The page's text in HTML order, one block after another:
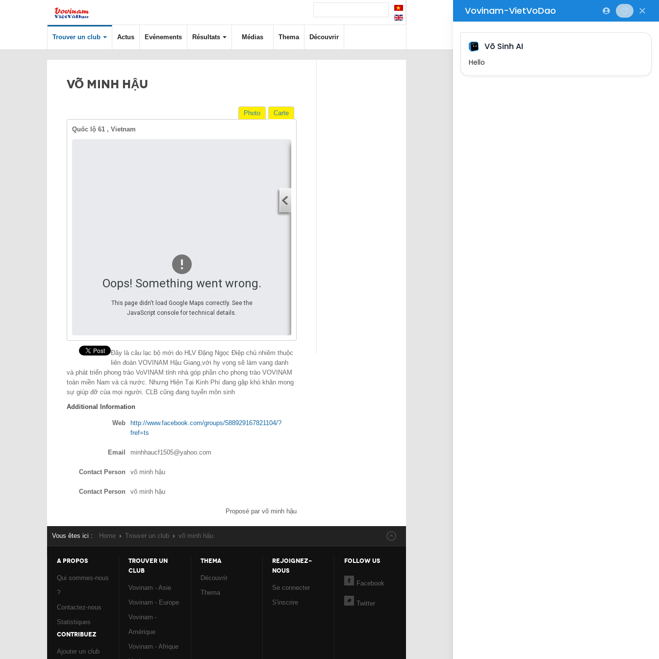
Trouver un club Actus Evénements Résultats Médias Thema Découvrir
VÕ MINH HẬU
Carte
Photo
Quốc lộ 61 , Vietnam
Oops! Something went wrong.
This page didn't load Google Maps correctly. See the
JavaScript console for technical details.
Đây là câu lạc bộ mới do HLV Đặng Ngọc Điệp chủ nhiêm thuộc
liên đoàn VOVINAM Hậu Giang,với hy vọng sẽ làm vang danh
và phát triển phong trào VoVINAM tỉnh nhà góp phần cho phong trào VOVINAM
toàn miền Nam và cả nước. Nhưng Hiện Tại Kinh Phí đang gặp khó khăn mong
sự giúp đỡ của mọi người. CLB cũng đang tuyển môn sinh
Additional Information
Web
http://www.facebook.com/groups/588929167821104/?
fref=ts
Email minhhaucf1505@yahoo.com
Contact Person võ minh hậu
Contact Person võ minh hậu
Proposé par võ minh hậu
Vous êtes ici : Home Trouver un club võ minh hậu
A PROPOS
Qui sommes-nous
?
Contactez-nous
Statistiques
CONTRIBUEZ
Ajouter un club
TROUVER UN
CLUB
Vovinam - Asie
Vovinam - Europe
Vovinam -
Amérique
Vovinam - Afrique
THEMA
Découvrir
Thema
REJOIGNEZ-
NOUS
Se connecter
S'inscrire
FOLLOW US
Facebook
Twitter